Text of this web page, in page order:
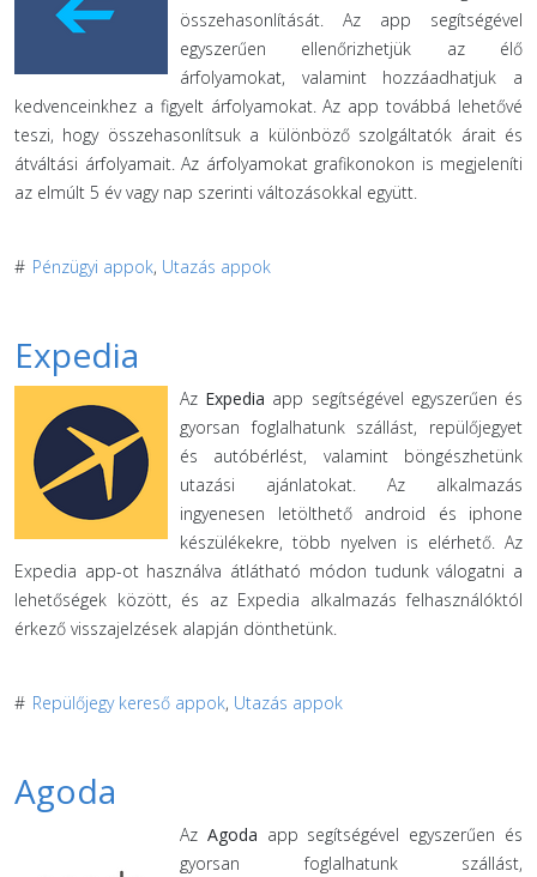
összehasonlítását. Az app segítségével
egyszerűen ellenőrizhetjük az élő
árfolyamokat, valamint hozzáadhatjuk a
kedvenceinkhez a figyelt árfolyamokat. Az app továbbá lehetővé
teszi, hogy összehasonlítsuk a különböző szolgáltatók árait és
átváltási árfolyamait. Az árfolyamokat grafikonokon is megjeleníti
az elmúlt 5 év vagy nap szerinti változásokkal együtt.
# Pénzügyi appok, Utazás appok
Expedia
Az Expedia app segítségével egyszerűen és
gyorsan foglalhatunk szállást, repülőjegyet
és autóbérlést, valamint böngészhetünk
utazási ajánlatokat. Az alkalmazás
ingyenesen letölthető android és iphone
készülékekre, több nyelven is elérhető. Az
Expedia app-ot használva átlátható módon tudunk válogatni a
lehetőségek között, és az Expedia alkalmazás felhasználóktól
érkező visszajelzések alapján dönthetünk.
# Repülőjegy kereső appok, Utazás appok
Agoda
Az Agoda app segítségével egyszerűen és
gyorsan foglalhatunk szállást,